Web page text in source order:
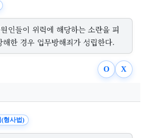
인들이 위력에 해당하는 소란을 피
한 경우 업무방해죄가 성립한다.
O X
(형사법)